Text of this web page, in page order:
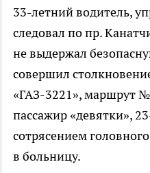
33-летний водитель,
следовал по пр.
не выдержал
совершил
«ГАЗ-3221», маршрут
пассажир «девятки»,
сотрясением
в больницу.